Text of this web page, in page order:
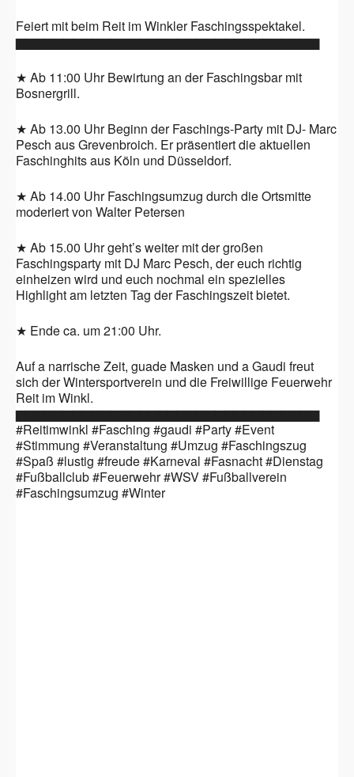
Feiert mit beim Reit im Winkler Faschingsspektakel.
▆▆▆▆▆▆▆▆▆▆▆▆▆▆▆▆▆▆▆▆▆▆▆▆▆▆▆▆▆▆▆▆
★ Ab 11:00 Uhr Bewirtung an der Faschingsbar mit
Bosnergrill.
★ Ab 13.00 Uhr Beginn der Faschings-Party mit DJ- Marc
Pesch aus Grevenbroich. Er präsentiert die aktuellen
Faschinghits aus Köln und Düsseldorf.
★ Ab 14.00 Uhr Faschingsumzug durch die Ortsmitte
moderiert von Walter Petersen
★ Ab 15.00 Uhr geht’s weiter mit der großen
Faschingsparty mit DJ Marc Pesch, der euch richtig
einheizen wird und euch nochmal ein spezielles
Highlight am letzten Tag der Faschingszeit bietet.
★ Ende ca. um 21:00 Uhr.
Auf a narrische Zeit, guade Masken und a Gaudi freut
sich der Wintersportverein und die Freiwillige Feuerwehr
Reit im Winkl.
▆▆▆▆▆▆▆▆▆▆▆▆▆▆▆▆▆▆▆▆▆▆▆▆▆▆▆▆▆▆▆▆
#Reitimwinkl #Fasching #gaudi #Party #Event
#Stimmung #Veranstaltung #Umzug #Faschingszug
#Spaß #lustig #freude #Karneval #Fasnacht #Dienstag
#Fußballclub #Feuerwehr #WSV #Fußballverein
#Faschingsumzug #Winter